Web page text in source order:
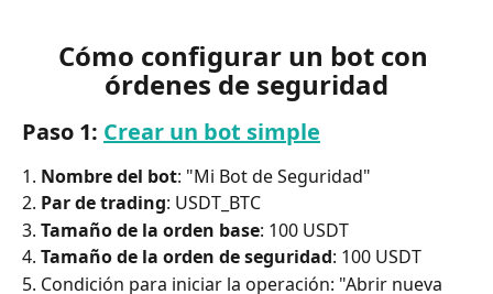
Cómo configurar un bot con
órdenes de seguridad
Paso 1: Crear un bot simple
1. Nombre del bot: "Mi Bot de Seguridad"
2. Par de trading: USDT_BTC
3. Tamaño de la orden base: 100 USDT
4. Tamaño de la orden de seguridad: 100 USDT
5. Condición para iniciar la operación: "Abrir nueva